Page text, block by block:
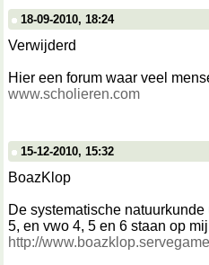
18-09-2010, 18:24
Verwijderd
Hier een forum waar veel
www.scholieren.com
15-12-2010, 15:32
BoazKlop
De systematische
5, en vwo 4, 5 en 6 staan op
http://